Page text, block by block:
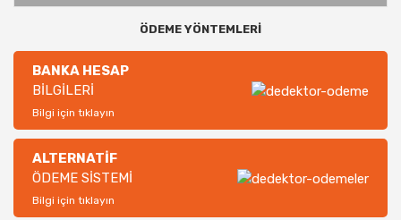
ÖDEME YÖNTEMLERİ
BANKA HESAP
BİLGİLERİ
Bilgi için tıklayın
ALTERNATİF
ÖDEME SİSTEMİ
Bilgi için tıklayın